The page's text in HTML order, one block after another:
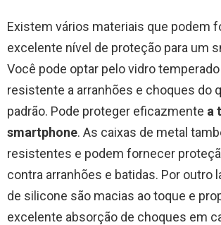
Existem vários materiais que podem
excelente nível de proteção para um
Você pode optar pelo vidro
resistente a arranhões e choques do
padrão. Pode proteger eficazmente a
smartphone. As caixas de metal
resistentes e podem fornecer
contra arranhões e batidas. Por outro
de silicone são macias ao toque e
excelente absorção de choques em